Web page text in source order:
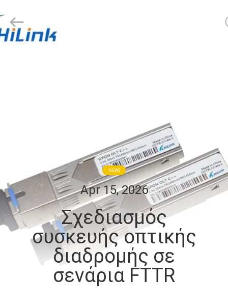
ΕΠΙΣΚΕΨΉ
ΕΡΓΟΣΤΑΣΊΟΥ
ΈΛΕΓΧΟΣ
ΠΟΙΌΤΗΤΑΣ
ΕΠΙΚΟΙΝΩΝΉΣΤΕ
Technology
Co.,Ltd..
All
Rights
NEWS
Apr 15, 2026
Σχεδιασμός
συσκευής οπτικής
διαδρομής σε
σενάρια FTTR